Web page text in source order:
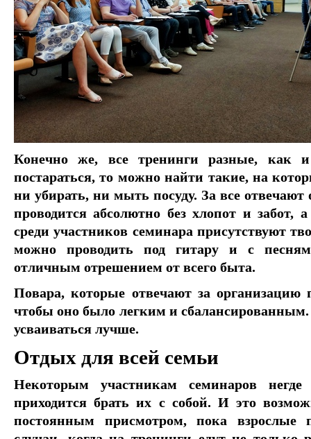
Конечно же, все тренинги разные, как
постараться, то можно найти такие, на
ни убирать, ни мыть посуду. За все отвечают
проводится абсолютно без хлопот и забот,
среди участников семинара присутствуют
можно проводить под гитару и с
отличным отрешением от всего быта.
Повара, которые отвечают за организацию
чтобы оно было легким и сбалансированным.
усваиваться лучше.
Отдых для всей семьи
Некоторым участникам семинаров
приходится брать их с собой. И это
постоянным присмотром, пока взрослые